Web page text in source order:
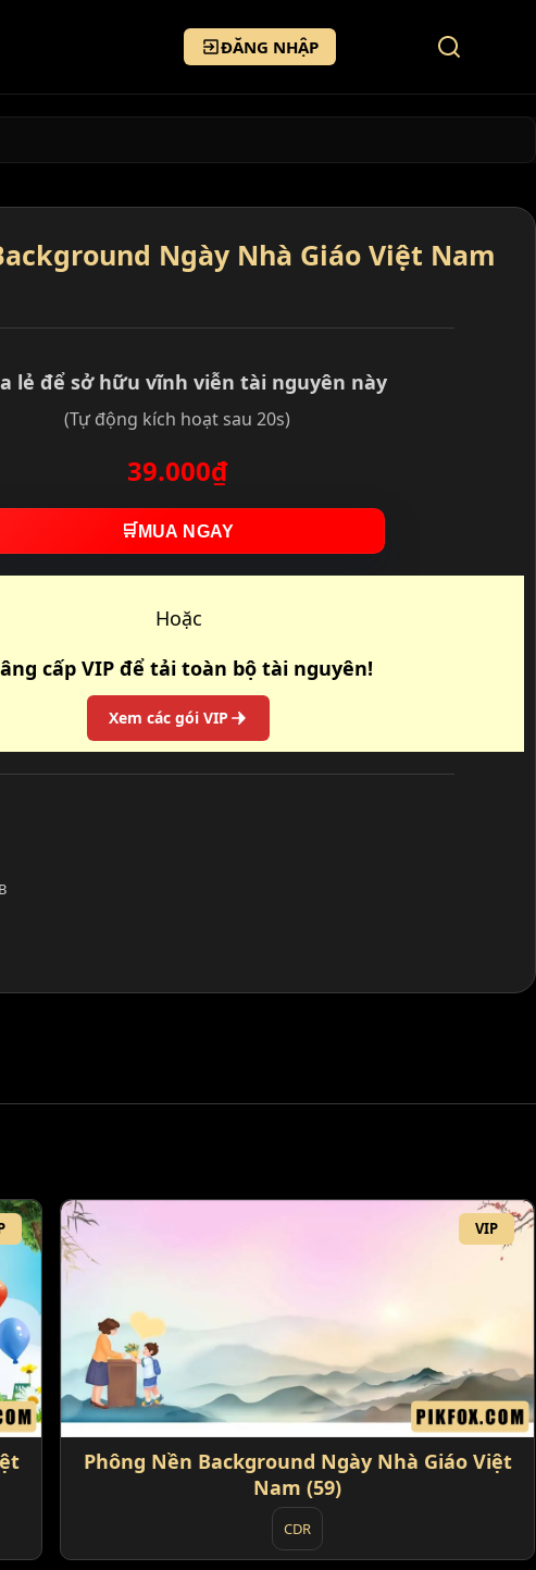
ĐĂNG NHẬP
Ngày Nhà Giáo Việt Nam
lẻ để sở hữu vĩnh viễn tài nguyên này
(Tự động kích hoạt sau 20s)
39.000₫
🛒 MUA NGAY
Hoặc
cấp VIP để tải toàn bộ tài nguyên!
Xem các gói VIP
VIP
Phông Nền Background Ngày Nhà Giáo Việt
Nam (59)
CDR